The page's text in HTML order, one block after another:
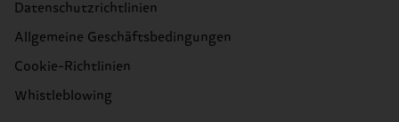
Datenschutzrichtlinien
Allgemeine Geschäftsbedingungen
Cookie-Richtlinien
Whistleblowing